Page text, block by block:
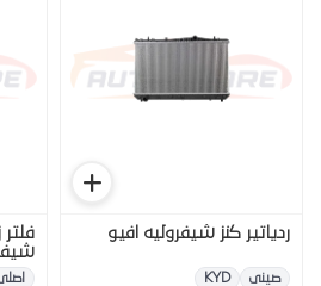
ردياتير كنز شيفروليه افيو
صينى KYD